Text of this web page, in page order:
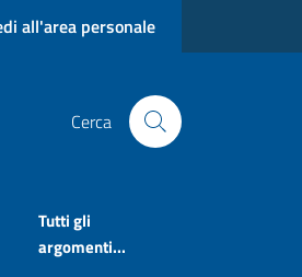
all'area personale
Cerca
Tutti gli
argomenti...